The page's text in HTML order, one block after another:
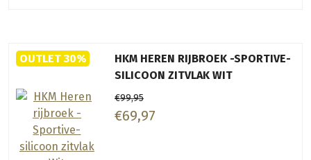
OUTLET 30%
HKM HEREN RIJBROEK -SPORTIVE-
SILICOON ZITVLAK WIT
€99,95
€69,97